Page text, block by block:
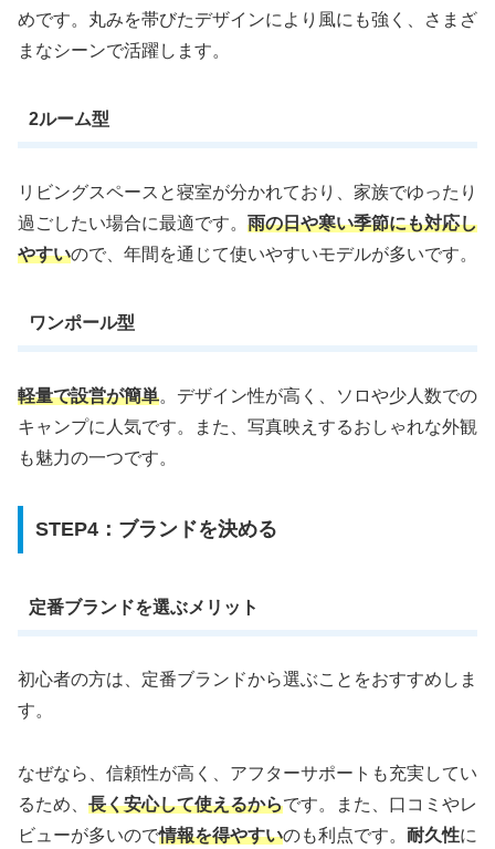
めです。丸みを帯びたデザインにより風にも強く、さまざ
まなシーンで活躍します。
2ルーム型
リビングスペースと寝室が分かれており、家族でゆったり
過ごしたい場合に最適です。 雨の日や寒い季節にも対応し
やすいので、年間を通じて使いやすいモデルが多いです。
ワンポール型
軽量で設営が簡単。デザイン性が高く、ソロや少人数での
キャンプに人気です。また、写真映えするおしゃれな外観
も魅力の一つです。
STEP4：ブランドを決める
定番ブランドを選ぶメリット
初心者の方は、定番ブランドから選ぶことをおすすめしま
す。
なぜなら、信頼性が高く、アフターサポートも充実してい
るため、 長く安心して使えるからです。また、口コミやレ
ビューが多いので情報を得やすいのも利点です。 耐久性に